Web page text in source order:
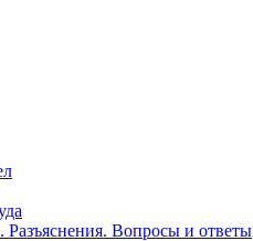
Вопросы и ответы